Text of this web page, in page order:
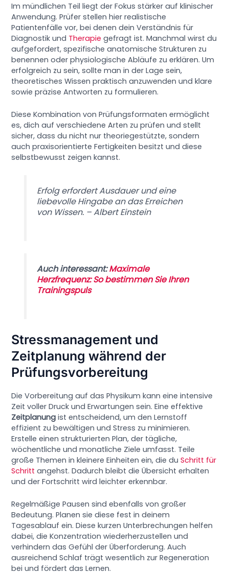
Im mündlichen Teil liegt der Fokus stärker auf klinischer
Anwendung. Prüfer stellen hier realistische
Patientenfälle vor, bei denen dein Verständnis für
Diagnostik und Therapie gefragt ist. Manchmal wirst du
aufgefordert, spezifische anatomische Strukturen zu
benennen oder physiologische Abläufe zu erklären. Um
erfolgreich zu sein, sollte man in der Lage sein,
theoretisches Wissen praktisch anzuwenden und klare
sowie präzise Antworten zu formulieren.
Diese Kombination von Prüfungsformaten ermöglicht
es, dich auf verschiedene Arten zu prüfen und stellt
sicher, dass du nicht nur theoriegestützte, sondern
auch praxisorientierte Fertigkeiten besitzt und diese
selbstbewusst zeigen kannst.
Erfolg erfordert Ausdauer und eine
liebevolle Hingabe an das Erreichen
von Wissen. – Albert Einstein
Auch interessant:Maximale
Herzfrequenz: So bestimmen Sie Ihren
Trainingspuls
Stressmanagement und
Zeitplanung während der
Prüfungsvorbereitung
Die Vorbereitung auf das Physikum kann eine intensive
Zeit voller Druck und Erwartungen sein. Eine effektive
Zeitplanung ist entscheidend, um den Lernstoff
effizient zu bewältigen und Stress zu minimieren.
Erstelle einen strukturierten Plan, der tägliche,
wöchentliche und monatliche Ziele umfasst. Teile
große Themen in kleinere Einheiten ein, die duSchritt für
Schritt angehst. Dadurch bleibt die Übersicht erhalten
und der Fortschritt wird leichter erkennbar.
Regelmäßige Pausen sind ebenfalls von großer
Bedeutung. Planen sie diese fest in deinem
Tagesablauf ein. Diese kurzen Unterbrechungen helfen
dabei, die Konzentration wiederherzustellen und
verhindern das Gefühl der Überforderung. Auch
ausreichend Schlaf trägt wesentlich zur Regeneration
bei und fördert das Lernen.